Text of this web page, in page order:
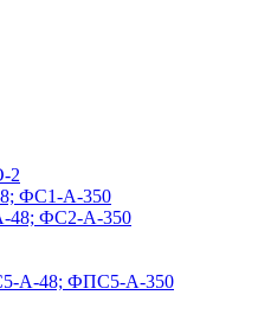
ФС1-А-350
ФС2-А-350
А-48; ФПС5-А-350